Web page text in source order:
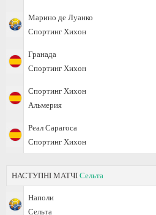
Марино де Луанко
Спортинг Хихон
Гранада
Спортинг Хихон
Спортинг Хихон
Альмерия
Реал Сарагоса
Спортинг Хихон
НАСТУПНІ МАТЧІ Сельта
Наполи
Сельта